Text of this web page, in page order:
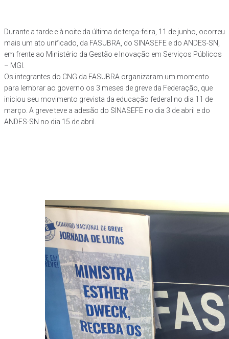
Durante a tarde e à noite da última de terça-feira, 11 de junho, ocorreu
mais um ato unificado, da FASUBRA, do SINASEFE e do ANDES-SN,
em frente ao Ministério da Gestão e Inovação em Serviços Públicos
– MGI.
Os integrantes do CNG da FASUBRA organizaram um momento
para lembrar ao governo os 3 meses de greve da Federação, que
iniciou seu movimento grevista da educação federal no dia 11 de
março. A greve teve a adesão do SINASEFE no dia 3 de abril e do
ANDES-SN no dia 15 de abril.